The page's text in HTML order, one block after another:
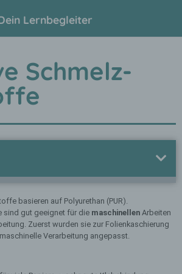
Lernbegleiter
Schmelz-
basieren auf Polyurethan (PUR).
sind gut geeignet für die maschinellen Arbeiten
Zuerst wurden sie zur Folienkaschierung
Verarbeitung angepasst.